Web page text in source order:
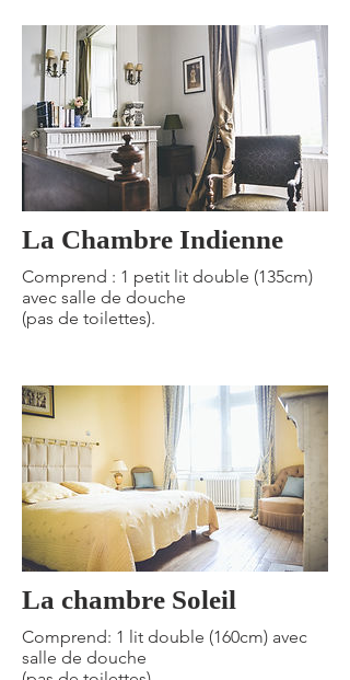
La Chambre Indienne
Comprend : 1 petit lit double (135cm)
avec salle de douche
(pas de toilettes).
La chambre Soleil
Comprend: 1 lit double (160cm) avec
salle de douche